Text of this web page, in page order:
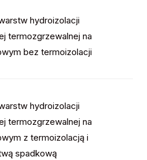
hydroizolacji
termozgrzewalnej na
bez termoizolacji
hydroizolacji
termozgrzewalnej na
z termoizolacją i
spadkową